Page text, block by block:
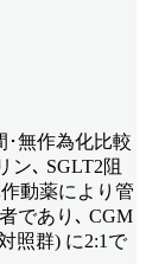
･無作為化比較
ン､ SGLT2阻
動薬により管
であり､ CGM
照群) に2:1で